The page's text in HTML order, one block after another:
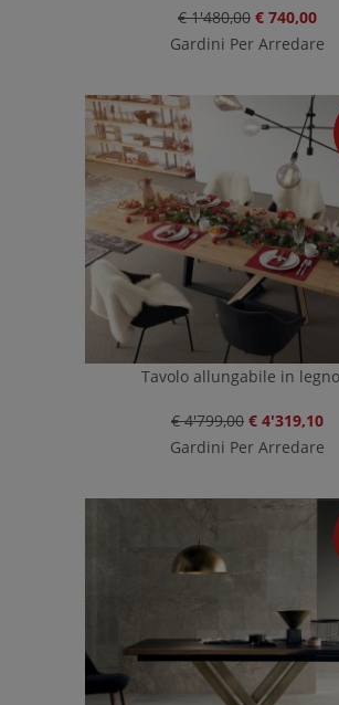
€ 1'480,00 € 740,00
Gardini Per Arredare
Tavolo allungabile in
€ 4'799,00 € 4'319,10
Gardini Per Arredare